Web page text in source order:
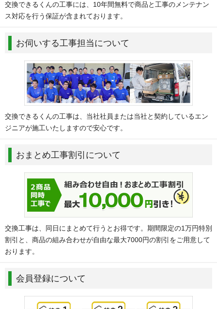
交換できるくんの工事には、10年間無料で商品と工事のメンテナン
ス対応を行う保証が含まれております。
お伺いする工事担当について
交換できるくんの工事は、当社社員または当社と契約しているエン
ジニアが施工いたしますので安心です。
おまとめ工事割引について
交換工事は、同日にまとめて行うとお得です。期間限定の1万円特別
割引と、商品の組み合わせが自由な最大7000円の割引をご用意して
おります。
会員登録について